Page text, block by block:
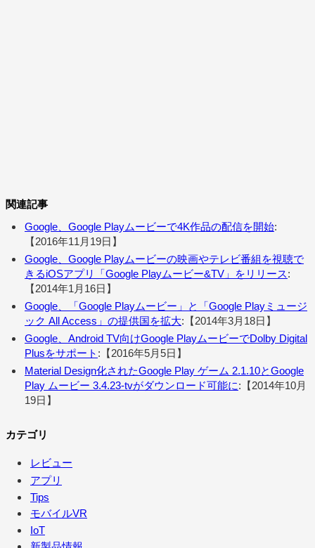
関連記事
Google、Google Playムービーで4K作品の配信を開始:
【2016年11月19日】
Google、Google Playムービーの映画やテレビ番組を視聴で
きるiOSアプリ「Google Playムービー&TV」をリリース:
【2014年1月16日】
Google、「Google Playムービー」と「Google Playミュージ
ック All Access」の提供国を拡大:【2014年3月18日】
Google、Android TV向けGoogle PlayムービーでDolby Digital
Plusをサポート :【2016年5月5日】
Material Design化されたGoogle Play ゲーム 2.1.10とGoogle
Play ムービー 3.4.23-tvがダウンロード可能に:【2014年10月
19日】
カテゴリ
レビュー
アプリ
Tips
モバイルVR
IoT